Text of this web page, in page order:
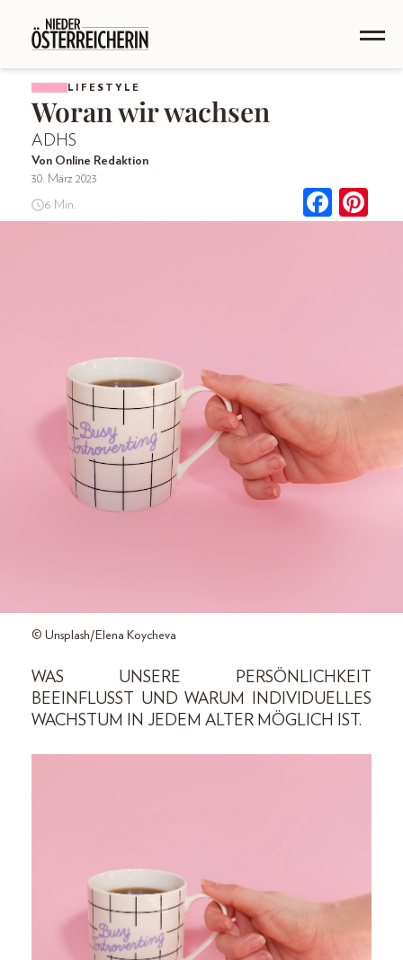
LIFESTYLE
Woran wir wachsen
ADHS
Von Online Redaktion
30. März 2023
6 Min.
© Unsplash/Elena Koycheva
WAS UNSERE PERSÖNLICHKEIT
BEEINFLUSST UND WARUM INDIVIDUELLES
WACHSTUM IN JEDEM ALTER MÖGLICH IST.